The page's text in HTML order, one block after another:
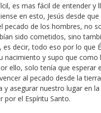
es mas fácil de entender y
en esto, Jesús desde
pecado de los hombres, no
sido cometidos, sino
es decir, todo eso por lo que
nacimiento y supo que como
ello, solo tenía que esperar
al pecado desde la
y asegurar nuestro lugar en
por el Espíritu Santo.